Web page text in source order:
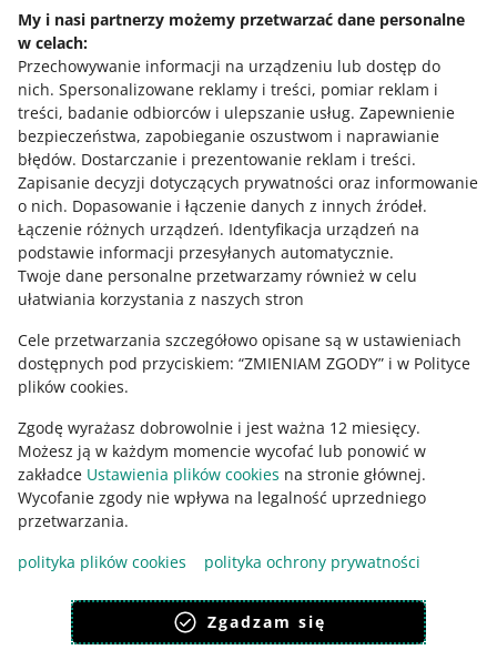
My i nasi partnerzy możemy przetwarzać dane personalne
w celach:
Przechowywanie informacji na urządzeniu lub dostęp do
nich. Spersonalizowane reklamy i treści, pomiar reklam i
treści, badanie odbiorców i ulepszanie usług. Zapewnienie
bezpieczeństwa, zapobieganie oszustwom i naprawianie
błędów. Dostarczanie i prezentowanie reklam i treści.
Zapisanie decyzji dotyczących prywatności oraz informowanie
o nich. Dopasowanie i łączenie danych z innych źródeł.
Łączenie różnych urządzeń. Identyfikacja urządzeń na
podstawie informacji przesyłanych automatycznie.
Twoje dane personalne przetwarzamy również w celu
ułatwiania korzystania z naszych stron
Cele przetwarzania szczegółowo opisane są w ustawieniach
dostępnych pod przyciskiem: “ZMIENIAM ZGODY” i w Polityce
plików cookies.
Zgodę wyrażasz dobrowolnie i jest ważna 12 miesięcy.
Możesz ją w każdym momencie wycofać lub ponowić w
zakładce Ustawienia plików cookies na stronie głównej.
Wycofanie zgody nie wpływa na legalność uprzedniego
przetwarzania.
polityka plików cookies
polityka ochrony prywatności
Zgadzam się
Potrzebujesz pomocy?
Skontaktuj się z nami
Zapytaj społeczność
Zajrzyj na Allegro Gadane
Ta strona jest też dostępna w innych językach
wygląd: